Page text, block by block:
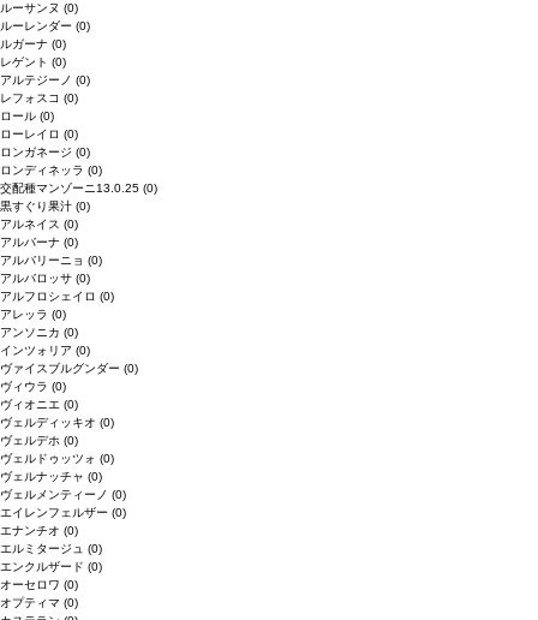
ルーサンヌ (0)
ルーレンダー (0)
ルガーナ (0)
レゲント (0)
アルテジーノ (0)
レフォスコ (0)
ロール (0)
ローレイロ (0)
ロンガネージ (0)
ロンディネッラ (0)
交配種マンゾーニ13.0.25 (0)
黒すぐり果汁 (0)
アルネイス (0)
アルバーナ (0)
アルバリーニョ (0)
アルバロッサ (0)
アルフロシェイロ (0)
アレッラ (0)
アンソニカ (0)
インツォリア (0)
ヴァイスブルグンダー (0)
ヴィウラ (0)
ヴィオニエ (0)
ヴェルディッキオ (0)
ヴェルデホ (0)
ヴェルドゥッツォ (0)
ヴェルナッチャ (0)
ヴェルメンティーノ (0)
エイレンフェルザー (0)
エナンチオ (0)
エルミタージュ (0)
エンクルザード (0)
オーセロワ (0)
オプティマ (0)